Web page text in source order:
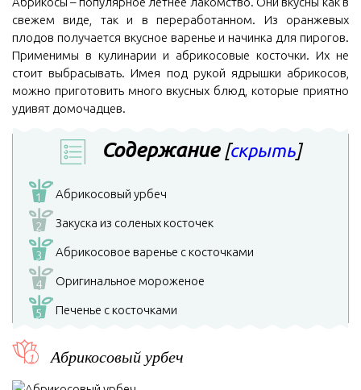
свежем виде, так и в переработанном. Из оранжевых
плодов получается вкусное варенье и начинка для пирогов.
Применимы в кулинарии и абрикосовые косточки. Их не
стоит выбрасывать. Имея под рукой ядрышки абрикосов,
можно приготовить много вкусных блюд, которые приятно
удивят домочадцев.
Содержание [скрыть]
1 Абрикосовый урбеч
2 Закуска из соленых косточек
3 Абрикосовое варенье с косточками
4 Оригинальное мороженое
5 Печенье с косточками
Абрикосовый урбеч